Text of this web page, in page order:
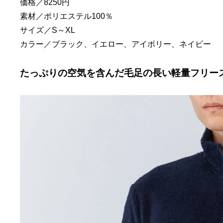
価格／8250円
素材／ポリエステル100％
サイズ／S～XL
カラー／ブラック、イエロー、アイボリー、ネイビー
たっぷりの空気を含んだ毛足の長い軽量フリー